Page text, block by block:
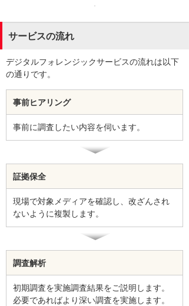
サービスの流れ
デジタルフォレンジックサービスの流れは以下
の通りです。
事前ヒアリング
事前に調査したい内容を伺います。
証拠保全
現場で対象メディアを確認し、改ざんされ
ないように複製します。
調査解析
初期調査を実施調査結果をご説明します。
必要であればより深い調査を実施します。